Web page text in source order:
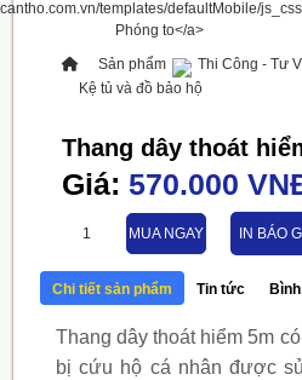
Sản phẩm
Thi Công - Tư
Kệ tủ và đồ bảo hộ
Thang dây thoát
Giá: 570.000
MUA NGAY IN BÁO
Chi tiết sản phẩm Tin tức
Thang dây thoát hiểm 5m
bị cứu hộ cá nhân được